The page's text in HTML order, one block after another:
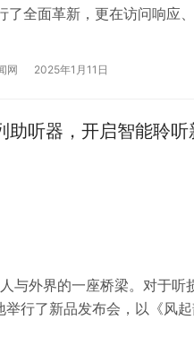
了全面革新，更在访问响应
智能推荐助力高效观影 极
的UI设计。新的界面更加美
网 2025年1月11日
助听器，开启智能聆听
与外界的一座桥梁。对于
行了新品发布会，以《风
率耳背式助听器，以其卓越